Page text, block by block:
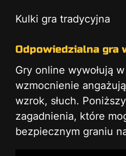
Kulki gra tradycyjna
Odpowiedzialna gra
Gry online wywołują
wzmocnienie
wzrok, słuch.
zagadnienia, które
bezpiecznym graniu